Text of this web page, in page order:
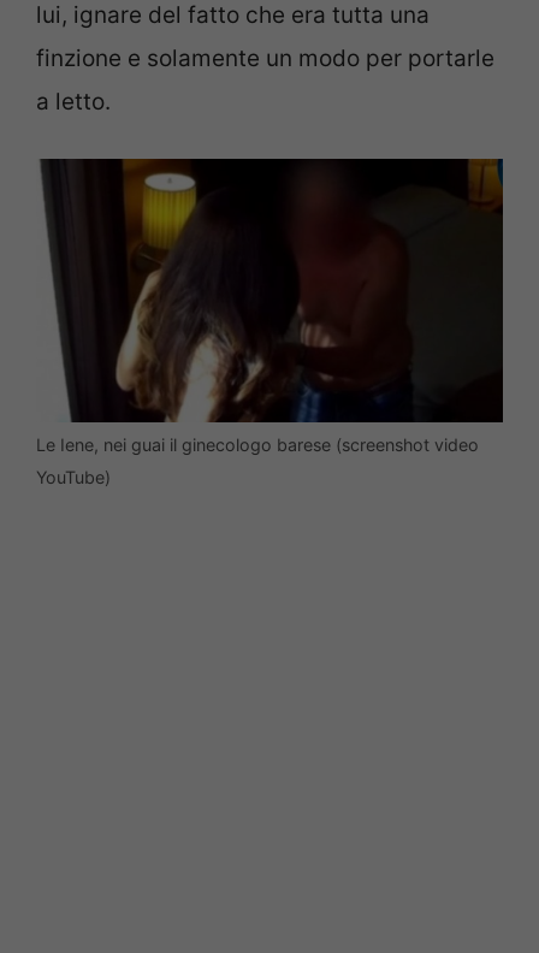
lui, ignare del fatto che era tutta una
finzione e solamente un modo per portarle
a letto.
Le Iene, nei guai il ginecologo barese (screenshot video
YouTube)